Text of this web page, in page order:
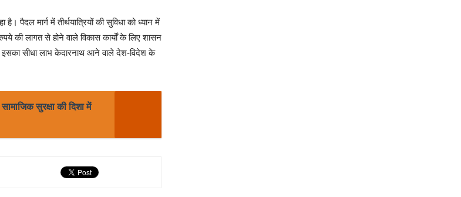
पैदल मार्ग में तीर्थयात्रियों की सुविधा को ध्यान में
की लागत से होने वाले विकास कार्यों के लिए शासन
सीधा लाभ केदारनाथ आने वाले देश-विदेश के
सुरक्षा की दिशा में